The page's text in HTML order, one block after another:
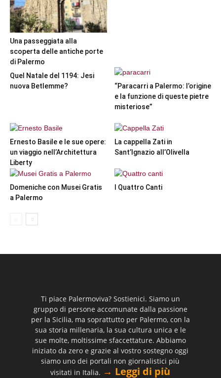
Una passeggiata alla
scoperta delle antiche porte
di Palermo
Quel Natale del 1194: Jesi
nuova Betlemme?
“Paracarri a Palermo: l’origine
e la funzione di queste pietre
misteriose”
Ernesto Basile e le sue opere:
un viaggio nell’Architettura
Liberty
La cappella Zati in
Sant’Ignazio all’Olivella
Domeniche con Musei Gratis
a Palermo
I Quattro Canti
Ti piace Palermoviva? Sostienici. Siamo un
gruppo di persone accomunate dalla passione
per la Sicilia, ma soprattutto per Palermo, con la
sua storia millenaria, la sua cultura unica e le
sue molte, moltissime sfaccettature. Abbiamo
iniziato da zero e grazie al vostro sostegno oggi
siamo uno dei portali non giornalistici più
visitati in Italia. → Leggi di più